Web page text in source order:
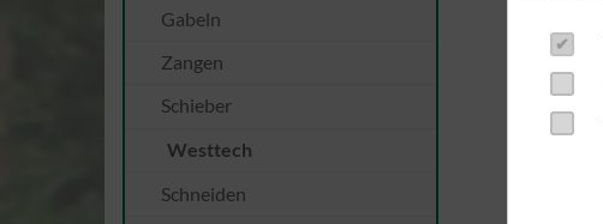
Gabeln
Zangen
Schieber
Westtech
Schneiden